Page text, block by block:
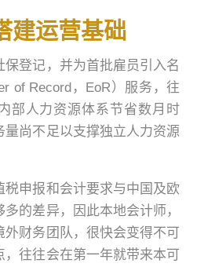
建运营基础
保登记，并为首批雇员引入名
of Record，EoR）服务，往
部人力资源体系节省数月时
量尚不足以支撑独立人力资源
税申报和会计要求与中国及欧
的差异，因此本地会计师，
外财务团队，很快会变得不可
，往往会在第一年就带来本可